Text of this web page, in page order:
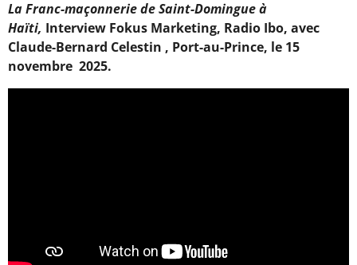
La Franc-maçonnerie de Saint-Domingue à
Haïti, Interview Fokus Marketing, Radio Ibo, avec
Claude-Bernard Celestin , Port-au-Prince, le 15
novembre 2025.